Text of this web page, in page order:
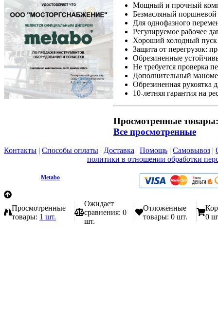
Мощный и прочный
Безмасляный поршневой
Для однофазного
Регулируемое рабочее
Хороший холодный пуск
Защита от перегрузок:
Обрезиненные
Не требуется проверка
Дополнительный
Обрезиненная рукоятка
10-летняя гарантия на
Просмотренные товары:
Все просмотренные
Контакты | Способы оплаты | Доставка | Помощь | Самовывоз |
политики в отношении обработки
Metabo
Просмотренные
товары: 1 шт.
Ожидает
сравнения: 0
шт.
Отложенные
товары: 0 шт.
0